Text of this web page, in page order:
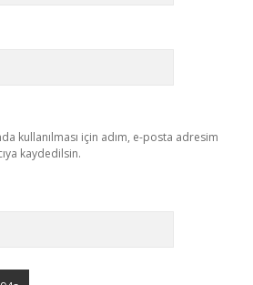
kullanılması için adım, e-posta adresim
kaydedilsin.